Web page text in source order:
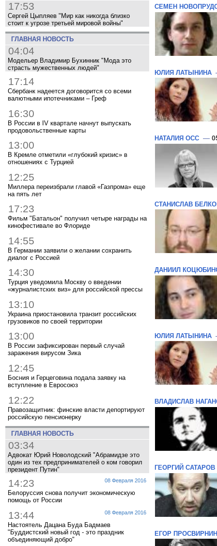
17:53
Сергей Цыпляев "Мир как никогда близко
стоит к угрозе третьей мировой войны"
ГЛАВНАЯ НОВОСТЬ
04:04
Модельер Владимир Бухинник "Мода это
страсть мужественных людей"
17:14
Сбербанк надеется договорится со всеми
валютными ипотечниками – Греф
16:30
В России в IV квартале начнут выпускать
продовольственные карты
13:00
В Кремле отметили «глубокий кризис» в
отношениях с Турцией
12:25
Миллера переизбрали главой «Газпрома» еще
на пять лет
17:23
Фильм "Батальон" получил четыре награды на
кинофестивале во Флориде
14:55
В Германии заявили о желании сохранить
диалог с Россией
14:30
Турция уведомила Москву о введении
«журналистских виз» для российской прессы
13:10
Украина приостановила транзит российских
грузовиков по своей территории
13:00
В России зафиксирован первый случай
заражения вирусом Зика
12:45
Босния и Герцеговина подала заявку на
вступление в Евросоюз
12:22
Правозащитник: финские власти депортируют
российскую пенсионерку
ГЛАВНАЯ НОВОСТЬ
03:34
Адвокат Юрий Новолодский "Абрамидзе это
один из тех предпринимателей о ком говорил
президент Путин"
08 Февраля 2016
14:23
Белоруссия снова получит экономическую
помощь от России
08 Февраля 2016
13:44
Настоятель Дацана Буда Бадмаев
"Буддистский новый год - это праздник
объединяющий добро"
СЕМЕН
ЮЛИЯ ЛАТЫНИНА
НАТАЛИЯ ОСС —
СТАНИСЛАВ
ДАНИИЛ
ЮЛИЯ ЛАТЫНИНА
ВЛАДИСЛАВ
ГЕОРГИЙ САТАРОВ
ЕГОР ПРОСВИРНИН